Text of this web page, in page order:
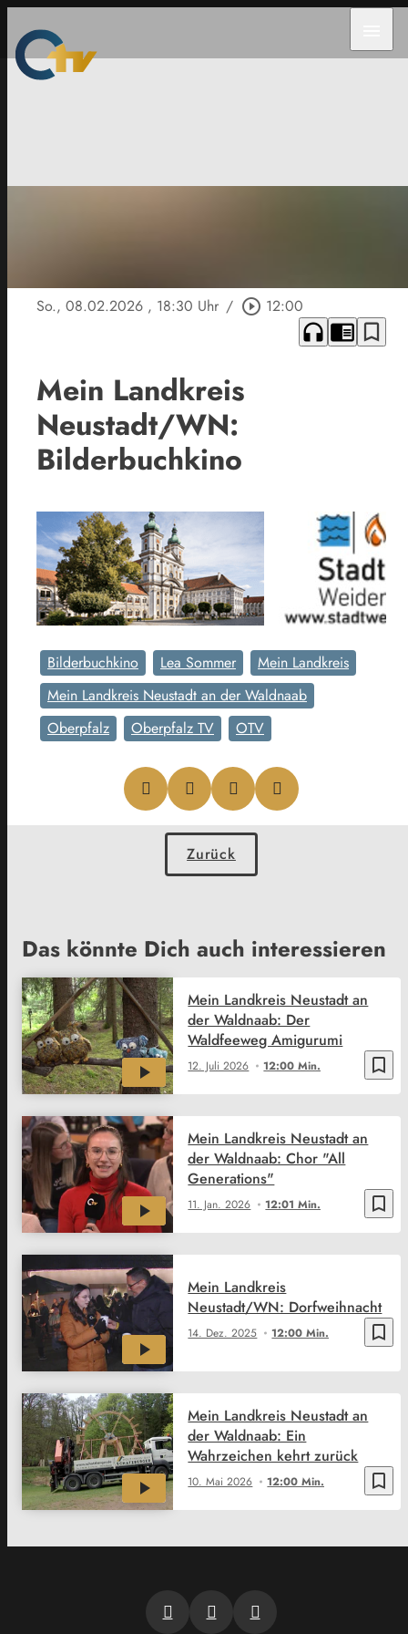
So., 08.02.2026 , 18:30 Uhr / play_circle_outline 12:00
headphones chrome_reader_mode bookmark_border
Mein Landkreis
Neustadt/WN:
Bilderbuchkino
Bilderbuchkino Lea Sommer
Mein Landkreis
Mein Landkreis Neustadt an der Waldnaab
Oberpfalz
Oberpfalz TV OTV
Zurück
Das könnte Dich auch interessieren
bookmark_border
12. Juli 2026 12:00 Min.
Mein Landkreis Neustadt an
der Waldnaab: Der
Waldfeeweg Amigurumi
bookmark_border
11. Jan. 2026 12:01 Min.
Mein Landkreis Neustadt an
der Waldnaab: Chor "All
Generations"
bookmark_border
14. Dez. 2025 12:00 Min.
Mein Landkreis
Neustadt/WN: Dorfweihnacht
bookmark_border
10. Mai 2026 12:00 Min.
Mein Landkreis Neustadt an
der Waldnaab: Ein
Wahrzeichen kehrt zurück